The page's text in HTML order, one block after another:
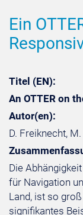
Ein
Titel (EN):
An OTTER on
Autor(en):
D. Freiknecht,
Die
für Navigation
Land, ist so
signifikantes